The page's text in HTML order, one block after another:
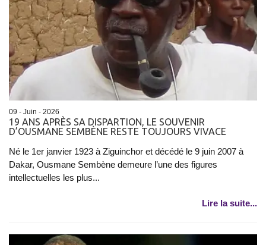
09 - Juin - 2026
19 ANS APRÈS SA DISPARTION, LE SOUVENIR
D’OUSMANE SEMBÈNE RESTE TOUJOURS VIVACE
Né le 1er janvier 1923 à Ziguinchor et décédé le 9 juin 2007 à
Dakar, Ousmane Sembène demeure l’une des figures
intellectuelles les plus...
Lire la suite...